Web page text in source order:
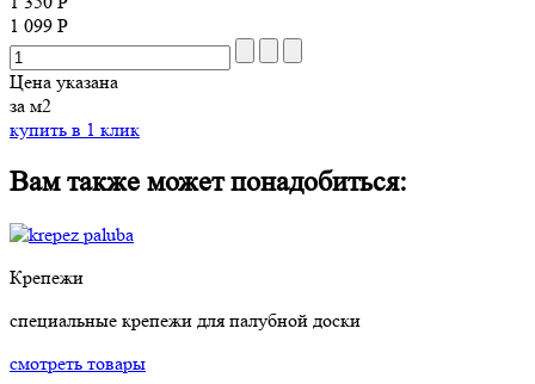
1 099 Р
Цена указана
за м2
купить в 1 клик
Вам также может понадобиться:
Крепежи
специальные крепежи для палубной доски
смотреть товары